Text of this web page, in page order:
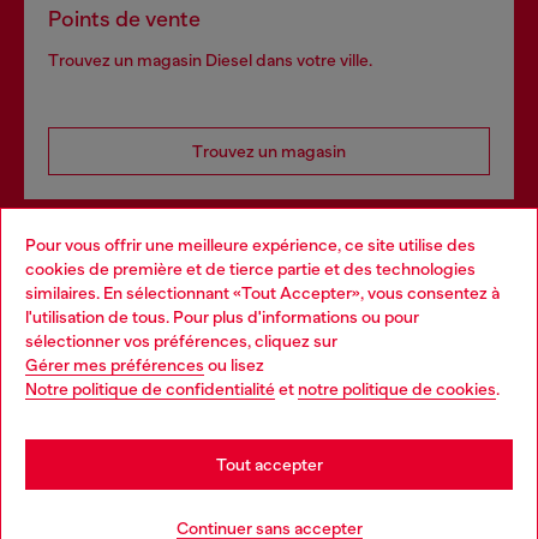
Pour vous offrir une meilleure expérience, ce site utilise des
cookies de première et de tierce partie et des technologies
similaires. En sélectionnant «Tout Accepter», vous consentez à
l'utilisation de tous. Pour plus d'informations ou pour
sélectionner vos préférences, cliquez sur
Gérer mes préférences ou lisez
Notre politique de confidentialitéet notre politique de cookies.
Continuer sans accepter
Tout accepter
Points de vente
Trouvez un magasin Diesel dans votre ville.
Trouvez un magasin
Services omnicanaux
Découvrez tous nos services, en ligne et en magasin.
En savoir plus
Choose your location
You are currently browsing France website, but it seems you
may be based in United States